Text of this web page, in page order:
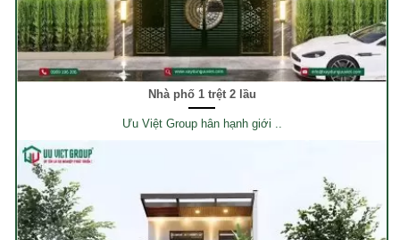
Nhà phố 1 trệt 2 lầu
Ưu Việt Group hân hạnh giới ..